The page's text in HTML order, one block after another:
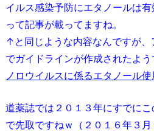
イルス感染予防にエタノールは有
って記事が載ってますね。
↑と同じような内容なんですが、
でガイドラインが作成されたよう
ノロウイルスに係るエタノール
道薬誌では２０１３年にすでに
で先取ですねｗ（２０１６年３月